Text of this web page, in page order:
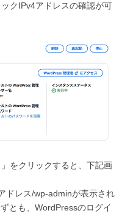
クIPv4アドレスの確認が可
をクリックすると、下記画
ドレス/wp-adminが表示され
とも、WordPressのログイ